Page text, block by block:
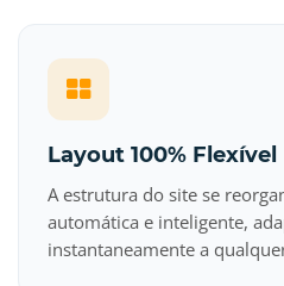
Layout 100% Flexível
A estrutura do site se
automática e inteligente,
instantaneamente a